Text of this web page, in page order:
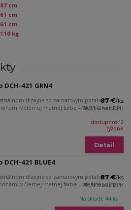
87 cm
61 cm
61 cm
110 kg
421 GRN4
dizajne so zamatovým poťahom a
v čiernej matnej farbe – ideálna voľba
87 €/ks
70,73 €bez DPH
dostupnosť 2
týždne
Detail
421 BLUE4
dizajne so zamatovým poťahom a
v čiernej matnej farbe – ideálna voľba
87 €/ks
70,73 €bez DPH
Na sklade 44 ks